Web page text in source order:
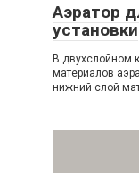
Аэратор
установки
В двухслойном
материалов
нижний слой